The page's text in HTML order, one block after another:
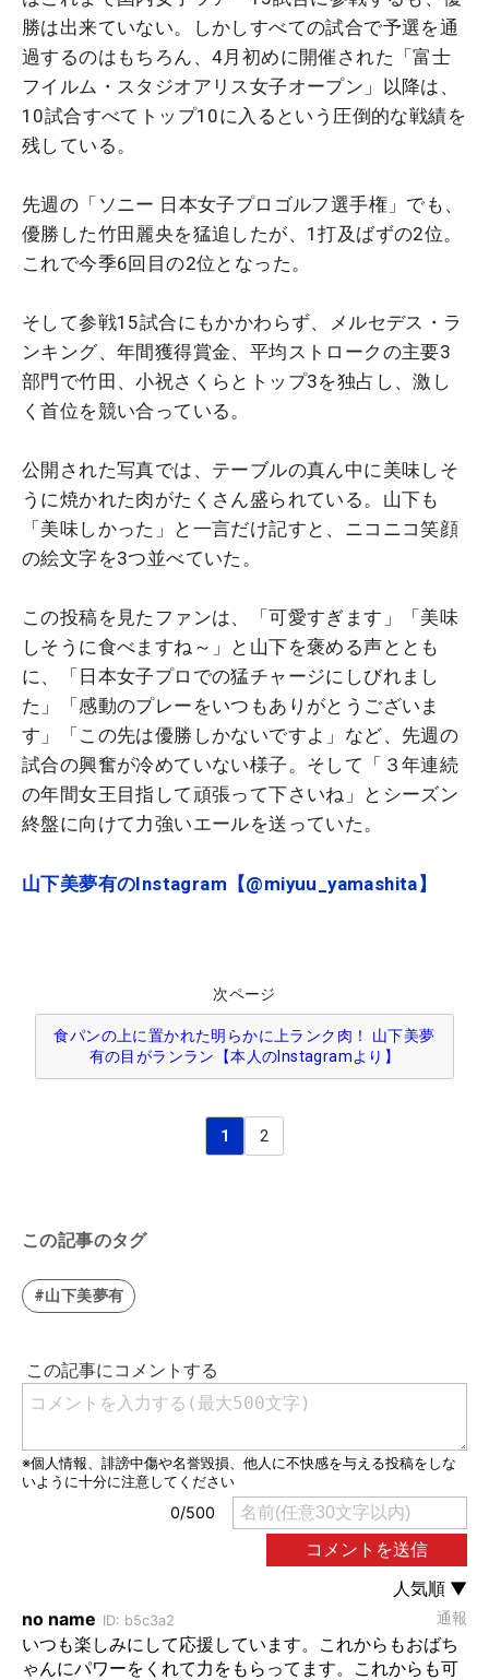
勝は出来ていない。しかしすべての試合で予選を通
過するのはもちろん、4月初めに開催された「富士
フイルム・スタジオアリス女子オープン」以降は、
10試合すべてトップ10に入るという圧倒的な戦績を
残している。
先週の「ソニー 日本女子プロゴルフ選手権」でも、
優勝した竹田麗央を猛追したが、1打及ばずの2位。
これで今季6回目の2位となった。
そして参戦15試合にもかかわらず、メルセデス・ラ
ンキング、年間獲得賞金、平均ストロークの主要3
部門で竹田、小祝さくらとトップ3を独占し、激し
く首位を競い合っている。
公開された写真では、テーブルの真ん中に美味しそ
うに焼かれた肉がたくさん盛られている。山下も
「美味しかった」と一言だけ記すと、ニコニコ笑顔
の絵文字を3つ並べていた。
この投稿を見たファンは、「可愛すぎます」「美味
しそうに食べますね～」と山下を褒める声ととも
に、「日本女子プロでの猛チャージにしびれまし
た」「感動のプレーをいつもありがとうございま
す」「この先は優勝しかないですよ」など、先週の
試合の興奮が冷めていない様子。そして「３年連続
の年間女王目指して頑張って下さいね」とシーズン
終盤に向けて力強いエールを送っていた。
山下美夢有のInstagram【@miyuu_yamashita】
次ページ
食パンの上に置かれた明らかに上ランク肉！ 山下美夢
有の目がランラン【本人のInstagramより】
1 2
この記事のタグ
#山下美夢有